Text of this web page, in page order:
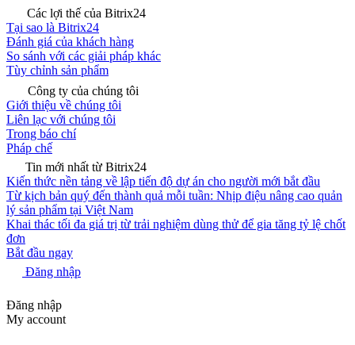
Các lợi thế của Bitrix24
Tại sao là Bitrix24
Đánh giá của khách hàng
So sánh với các giải pháp khác
Tùy chỉnh sản phẩm
Công ty của chúng tôi
Giới thiệu về chúng tôi
Liên lạc với chúng tôi
Trong báo chí
Pháp chế
Tin mới nhất từ Bitrix24
Kiến thức nền tảng về lập tiến độ dự án cho người mới bắt đầu
Từ kịch bản quý đến thành quả mỗi tuần: Nhịp điệu nâng cao quản
lý sản phẩm tại Việt Nam
Khai thác tối đa giá trị từ trải nghiệm dùng thử để gia tăng tỷ lệ chốt
đơn
Bắt đầu ngay
Đăng nhập
Đăng nhập
My account